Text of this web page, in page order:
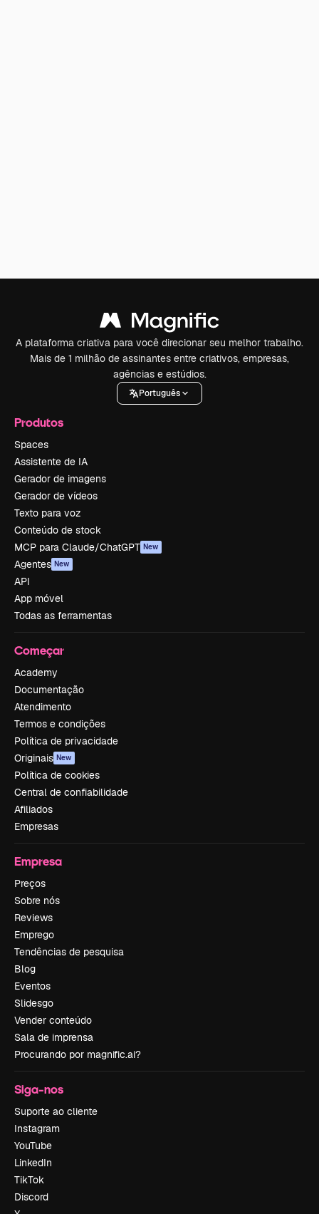
A plataforma criativa para você direcionar seu melhor trabalho.
Mais de 1 milhão de assinantes entre criativos, empresas,
agências e estúdios.
Português
Produtos
Spaces
Assistente de IA
Gerador de imagens
Gerador de vídeos
Texto para voz
Conteúdo de stock
MCP para Claude/ChatGPT New
Agentes New
API
App móvel
Todas as ferramentas
Começar
Academy
Documentação
Atendimento
Termos e condições
Política de privacidade
Originais New
Política de cookies
Central de confiabilidade
Afiliados
Empresas
Empresa
Preços
Sobre nós
Reviews
Emprego
Tendências de pesquisa
Blog
Eventos
Slidesgo
Vender conteúdo
Sala de imprensa
Procurando por magnific.ai?
Siga-nos
Suporte ao cliente
Instagram
YouTube
LinkedIn
TikTok
Discord